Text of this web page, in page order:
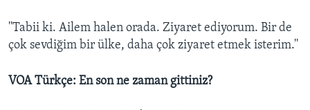
''Tabii ki. Ailem halen orada. Ziyaret ediyorum. Bir de
çok sevdiğim bir ülke, daha çok ziyaret etmek isterim.''
VOA Türkçe: En son ne zaman gittiniz?